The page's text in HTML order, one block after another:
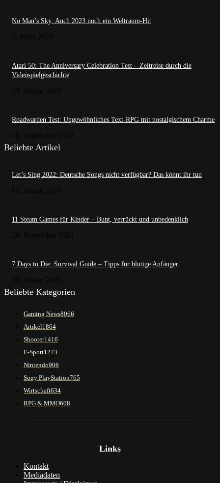
No Man’s Sky: Auch 2023 noch ein Weltraum-Hit
Atari 50: The Anniversary Celebration Test – Zeitreise durch die
Videospielgeschichte
Roadwarden Test: Ungewöhnliches Text-RPG mit nostalgischem Charme
Beliebte Artikel
Let’s Sing 2022: Deutsche Songs nicht verfügbar? Das könnt ihr tun
11 Steam Games für Kinder – Bunt, verrückt und unbedenklich
7 Days to Die: Survival Guide – Tipps für blutige Anfänger
Beliebte Kategorien
Gaming News8066
Artikel1864
Shooter1416
E-Sport1273
Nintendo906
Sony PlayStation765
Wirtschaft634
RPG & MMO608
Links
Kontakt
Mediadaten